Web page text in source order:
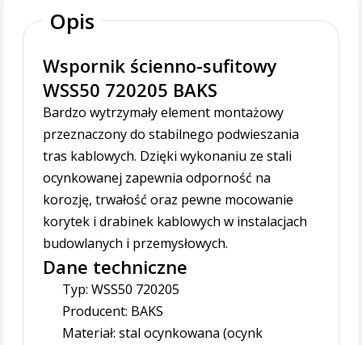
Opis
Wspornik ścienno-sufitowy
WSS50 720205 BAKS
Bardzo wytrzymały element montażowy
przeznaczony do stabilnego podwieszania
tras kablowych. Dzięki wykonaniu ze stali
ocynkowanej zapewnia odporność na
korozję, trwałość oraz pewne mocowanie
korytek i drabinek kablowych w instalacjach
budowlanych i przemysłowych.
Dane techniczne
Typ: WSS50 720205
Producent: BAKS
Materiał: stal ocynkowana (ocynk